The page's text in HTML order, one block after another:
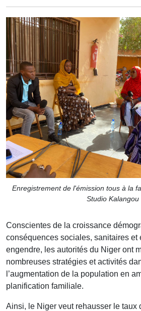
Enregistrement de l'émission tous à la
Studio Kalangou
Conscientes de la croissance
conséquences sociales, sanitaires et
engendre, les autorités du Niger ont
nombreuses stratégies et activités
l’augmentation de la population en
planification familiale.
Ainsi, le Niger veut rehausser le taux